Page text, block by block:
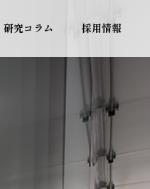
研究コラム 採用情報